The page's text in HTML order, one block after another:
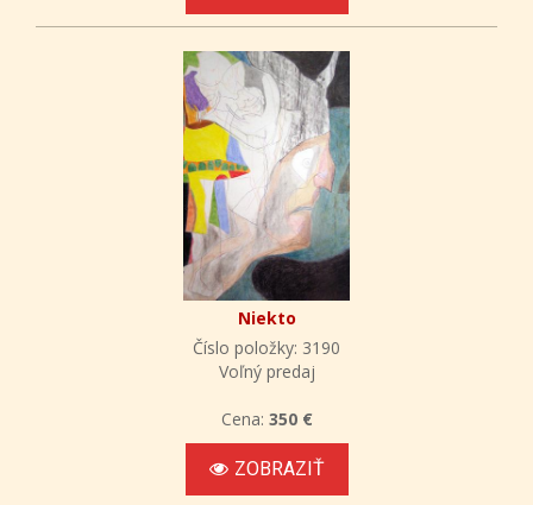
Niekto
Číslo položky: 3190
Voľný predaj
Cena: 350 €
ZOBRAZIŤ